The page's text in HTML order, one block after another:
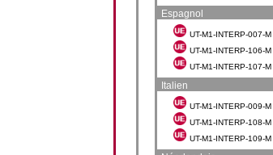
Espagnol
UT-M1-INTERP-007-M
UT-M1-INTERP-106-M
UT-M1-INTERP-107-M
Italien
UT-M1-INTERP-009-M
UT-M1-INTERP-108-M
UT-M1-INTERP-109-M